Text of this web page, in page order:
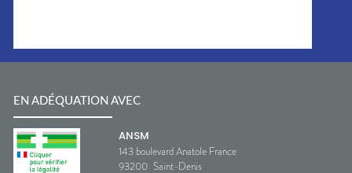
EN ADÉQUATION AVEC
ANSM
143 boulevard Anatole France
93200 Saint-Denis